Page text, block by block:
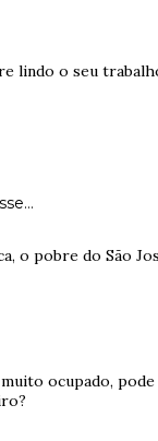
lindo o seu
o pobre do São
ocupado,